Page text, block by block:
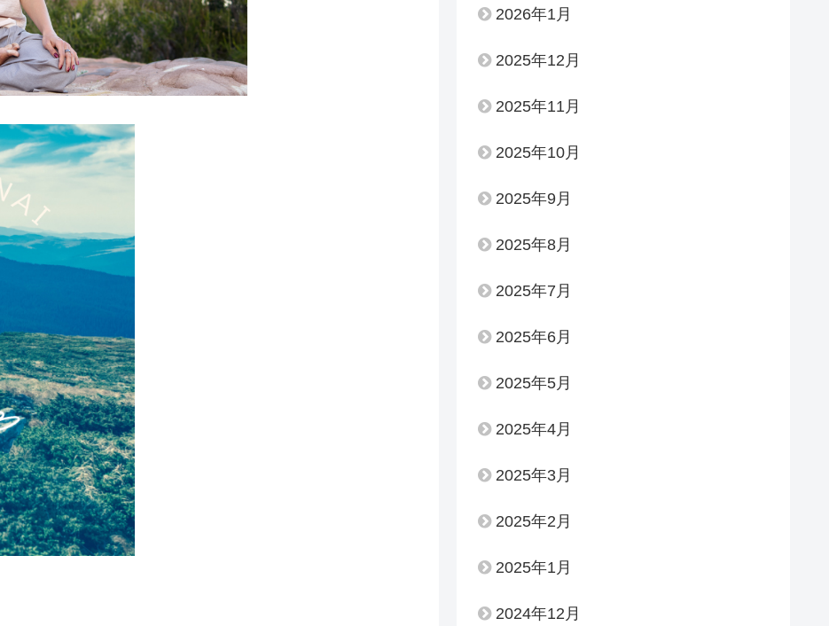
2026年1月
2025年12月
2025年11月
2025年10月
2025年9月
2025年8月
2025年7月
2025年6月
2025年5月
2025年4月
2025年3月
2025年2月
2025年1月
2024年12月